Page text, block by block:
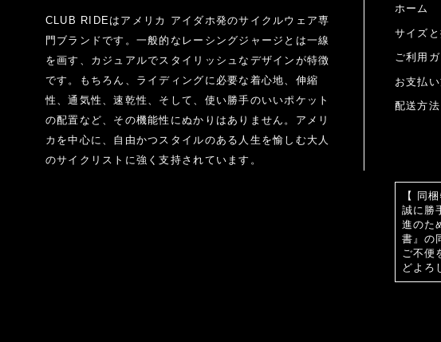
CLUB RIDEはアメリカ アイダホ発のサイクルウェア専
門ブランドです。一般的なレーシングジャージとは一線
を画す、カジュアルでスタイリッシュなデザインが特徴
です。もちろん、ライディングに必要な着心地、伸縮
性、通気性、速乾性、そして、使い勝手のいいポケット
の配置など、その機能性にぬかりはありません。アメリ
カを中心に、自由かつスタイルのある人生を愉しむ大人
のサイクリストに強く支持されています。
ホーム
サイズ
ご利用
お支払
配送方
【 同
誠に勝
進のた
書』の
ご不便
どよろ